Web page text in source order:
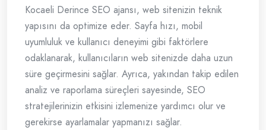
Kocaeli Derince SEO ajansı, web sitenizin teknik
yapısını da optimize eder. Sayfa hızı, mobil
uyumluluk ve kullanıcı deneyimi gibi faktörlere
odaklanarak, kullanıcıların web sitenizde daha uzun
süre geçirmesini sağlar. Ayrıca, yakından takip edilen
analiz ve raporlama süreçleri sayesinde, SEO
stratejilerinizin etkisini izlemenize yardımcı olur ve
gerekirse ayarlamalar yapmanızı sağlar.